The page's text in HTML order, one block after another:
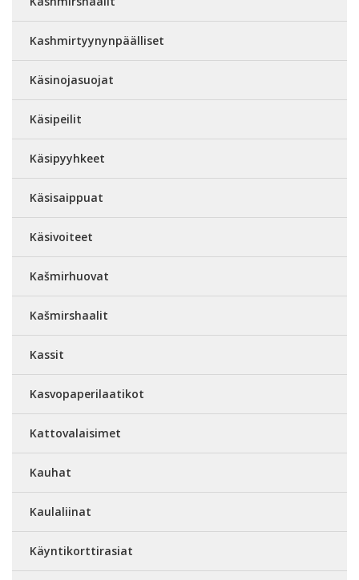
Kashmirtyynynpäälliset
Käsinojasuojat
Käsipeilit
Käsipyyhkeet
Käsisaippuat
Käsivoiteet
Kašmirhuovat
Kašmirshaalit
Kassit
Kasvopaperilaatikot
Kattovalaisimet
Kauhat
Kaulaliinat
Käyntikorttirasiat